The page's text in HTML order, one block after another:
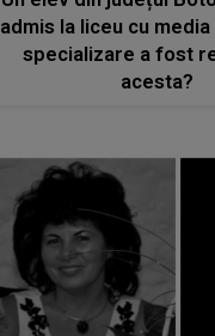
admis la liceu cu media
specializare a fost
acesta?